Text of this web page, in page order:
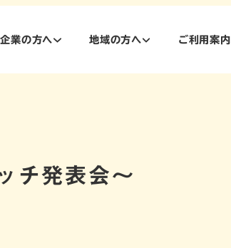
企業の方へ 地域の方へ ご利用案内
チ発表会～